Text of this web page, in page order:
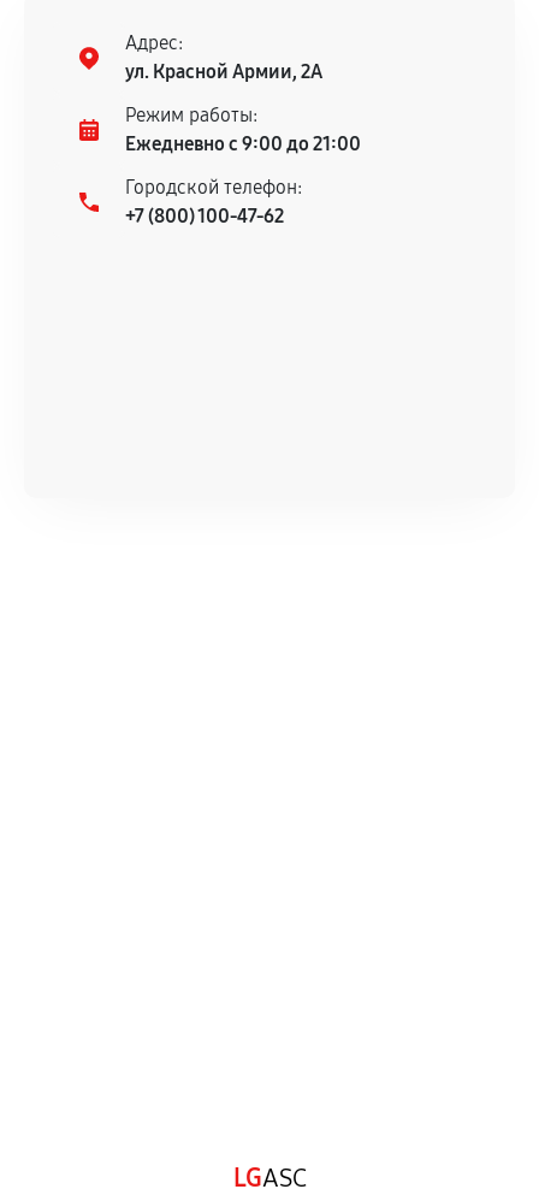
нормальной эксплуатации в течение
гарантийного срока.
Несоответствие комплектующей заявленным
техническим характеристикам.
Документы для подтверждения
отдельных условиях.
Адрес:
ул. Красной Армии, 2А
Режим работы:
Ежедневно с 9:00 до 21:00
Городской телефон:
+7 (800) 100-47-62
LGASC